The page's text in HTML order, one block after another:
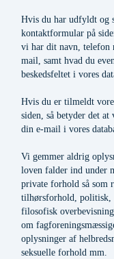
Hvis du har udfyldt og
kontaktformular på
vi har dit navn, telefon
mail, samt hvad du
beskedsfeltet i vores
Hvis du er tilmeldt
siden, så betyder det
din e-mail i vores
Vi gemmer aldrig
loven falder ind under
private forhold så som
tilhørsforhold, politisk,
filosofisk
om
oplysninger af
seksuelle forhold mm.